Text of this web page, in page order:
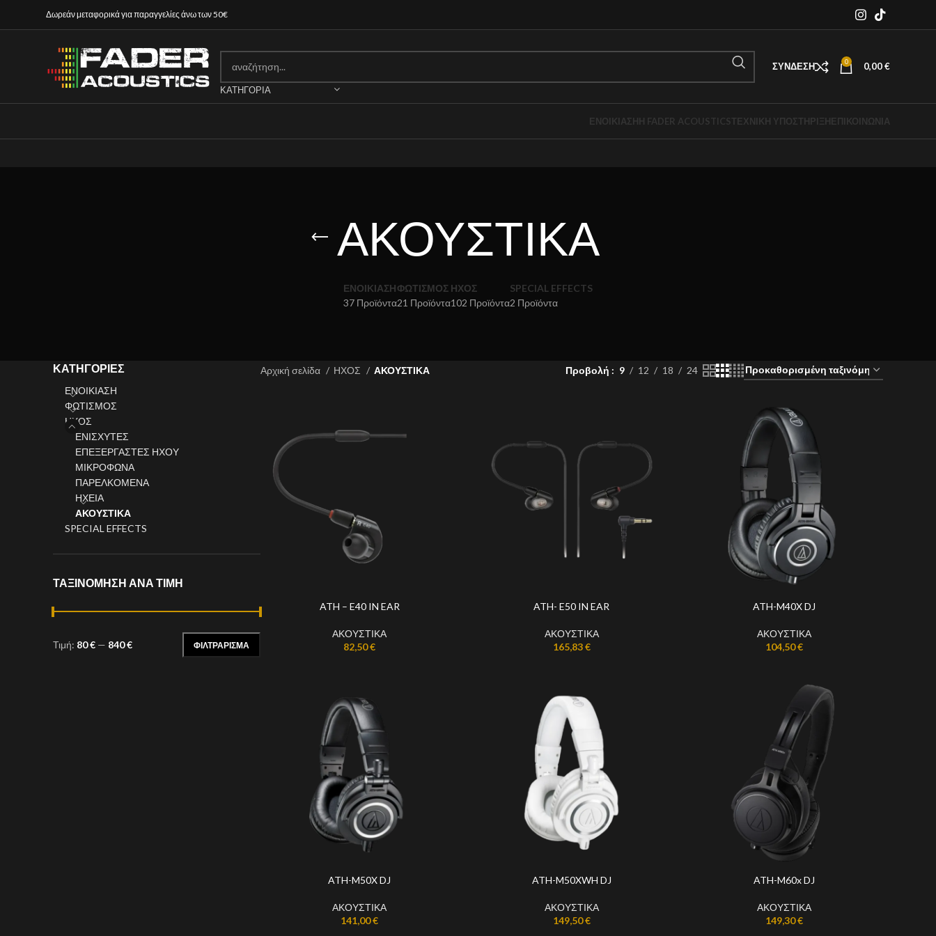
Δωρεάν μεταφορικά για παραγγελίες άνω των 50€
ΚΑΤΗΓΟΡΊΑ
ΣΎΝΔΕΣΗ 0 0,00€
ΕΝΟΙΚΙΑΣΗΗ FADER ACOUSTICSΤΕΧΝΙΚΉ ΥΠΟΣΤΉΡΙΞΗΕΠΙΚΟΙΝΩΝΙΑ
ΑΚΟΥΣΤΙΚΑ
ΕΝΟΙΚΙΑΣΗ
37 Προϊόντα
ΦΩΤΙΣΜΟΣ
21 Προϊόντα
ΗΧΟΣ
102 Προϊόντα
SPECIAL EFFECTS
2 Προϊόντα
ΚΑΤΗΓΟΡΊΕΣ
ΕΝΟΙΚΙΑΣΗ
ΦΩΤΙΣΜΟΣ
ΗΧΟΣ
ΕΝΙΣΧΥΤΕΣ
ΕΠΕΞΕΡΓΑΣΤΕΣ ΗΧΟΥ
ΜΙΚΡΟΦΩΝΑ
ΠΑΡΕΛΚΟΜΕΝΑ
ΗΧΕΙΑ
ΑΚΟΥΣΤΙΚΑ
SPECIAL EFFECTS
ΤΑΞΙΝΌΜΗΣΗ ΑΝΆ ΤΙΜΉ
ΦΙΛΤΡΆΡΙΣΜΑ
Τιμή: 80 € — 840 €
Αρχική σελίδα ΗΧΟΣ ΑΚΟΥΣΤΙΚΑ Προβολή 9 12 18 24
ATH – E40 IN EAR
ΑΚΟΥΣΤΙΚΑ
82,50€
ATH- E50 IN EAR
ΑΚΟΥΣΤΙΚΑ
165,83€
ATH-M40X DJ
ΑΚΟΥΣΤΙΚΑ
104,50€
ATH-M50X DJ
ΑΚΟΥΣΤΙΚΑ
141,00€
ATH-M50XWH DJ
ΑΚΟΥΣΤΙΚΑ
149,50€
ATH-M60x DJ
ΑΚΟΥΣΤΙΚΑ
149,30€